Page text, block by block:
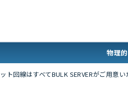
物理
ト回線はすべてBULK SERVERがご用意